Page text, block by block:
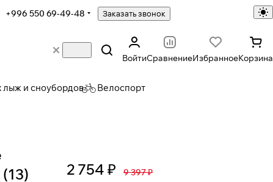
+996 550 69-49-48 Заказать звонок
ВойтиСравнениеИзбранноеКорзина
лыж и сноубордов Велоспорт
2 754 ₽ 9 397 ₽